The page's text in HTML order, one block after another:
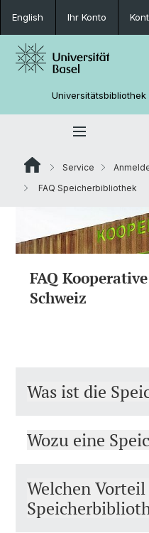
English Ihr Konto
Universitätsbibliothek
Service
FAQ Speicherbibliothek
FAQ
Schweiz
Was ist die
Wozu eine
Welchen